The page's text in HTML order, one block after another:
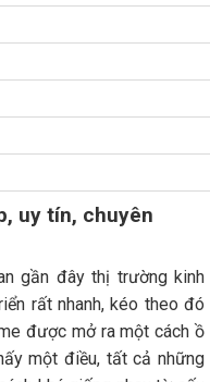
uy tín, chuyên
gần đây thị trường kinh
rất nhanh, kéo theo đó
được mở ra một cách ồ
một điều, tất cả những